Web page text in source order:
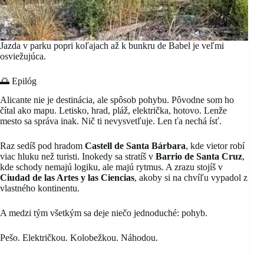
Jazda v parku popri koľajach až k bunkru de Babel je veľmi
osviežujúca.
🌅 Epilóg
Alicante nie je destinácia, ale spôsob pohybu. Pôvodne som ho
čítal ako mapu. Letisko, hrad, pláž, električka, hotovo. Lenže
mesto sa správa inak. Nič ti nevysvetľuje. Len ťa nechá ísť.
Raz sedíš pod hradom Castell de Santa Bárbara, kde vietor robí
viac hluku než turisti. Inokedy sa stratíš v Barrio de Santa Cruz,
kde schody nemajú logiku, ale majú rytmus. A zrazu stojíš v
Ciudad de las Artes y las Ciencias, akoby si na chvíľu vypadol z
vlastného kontinentu.
A medzi tým všetkým sa deje niečo jednoduché: pohyb.
Pešo. Električkou. Kolobežkou. Náhodou.